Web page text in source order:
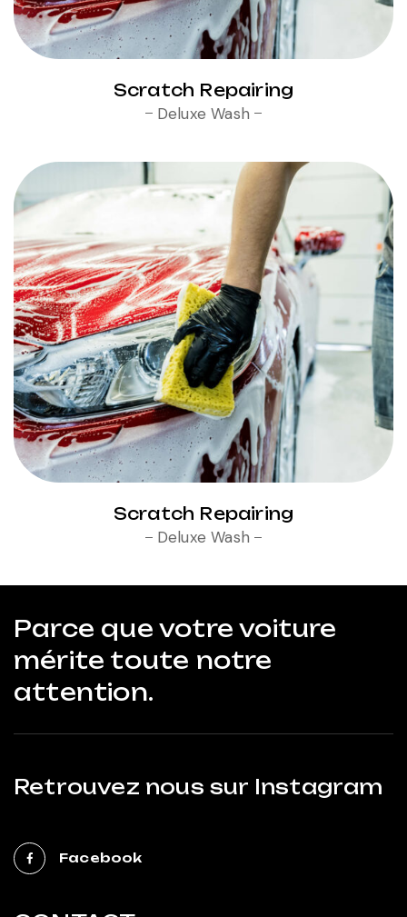
Scratch Repairing
Deluxe Wash
Scratch Repairing
Deluxe Wash
Parce que votre voiture
mérite toute notre
attention.
Retrouvez nous sur Instagram
Facebook